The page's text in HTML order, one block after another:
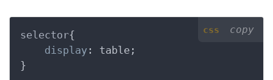
css copy
selector{
display: table
}